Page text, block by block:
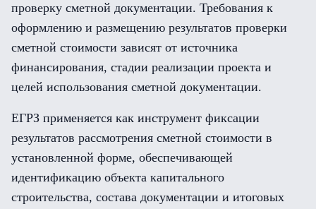
проверку сметной документации. Требования к
оформлению и размещению результатов проверки
сметной стоимости зависят от источника
финансирования, стадии реализации проекта и
целей использования сметной документации.
ЕГРЗ применяется как инструмент фиксации
результатов рассмотрения сметной стоимости в
установленной форме, обеспечивающей
идентификацию объекта капитального
строительства, состава документации и итоговых